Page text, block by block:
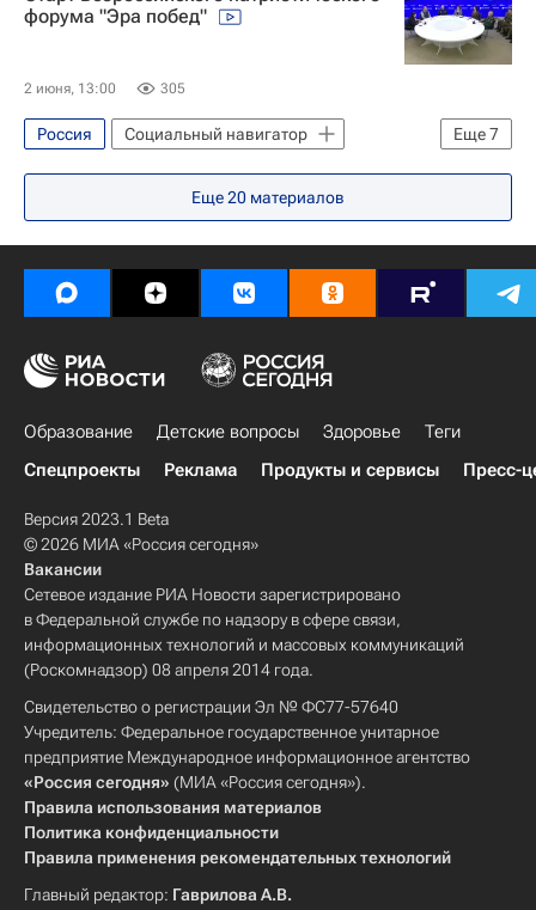
Социальный навигатор
форума "Эра побед"
2 июня, 13:00 305
Еще7
Россия
Социальный навигатор
Москва
Юнармия
СН_Образование
Орленок (детский центр)
Краснодарский край
Еще20 материалов
Образование Детские вопросы Здоровье
Теги
Спецпроекты
Реклама Продукты и сервисы Пресс-
Версия 2023.1 Beta
© 2026 МИА «Россия сегодня»
Вакансии
Сетевое издание РИА Новости зарегистрировано
в Федеральной службе по надзору в сфере связи,
информационных технологий и массовых коммуникаций
(Роскомнадзор) 08 апреля 2014 года.
Свидетельство о регистрации Эл № ФС77-57640
Учредитель: Федеральное государственное унитарное
предприятие Международное информационное агентство
«Россия сегодня» (МИА «Россия сегодня»).
Правила использования материалов
Политика конфиденциальности
Правила применения рекомендательных технологий
Главный редактор: Гаврилова А.В.